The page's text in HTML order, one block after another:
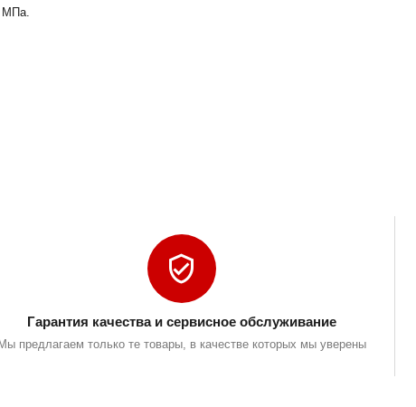
МПа.
Гарантия качества и сервисное обслуживание
Мы предлагаем только те товары, в качестве которых мы уверены